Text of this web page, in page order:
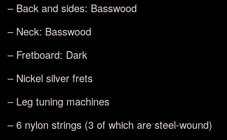
– Back and sides: Basswood
– Neck: Basswood
– Fretboard: Dark
– Nickel silver frets
– Leg tuning machines
– 6 nylon strings (3 of which are steel-wound)